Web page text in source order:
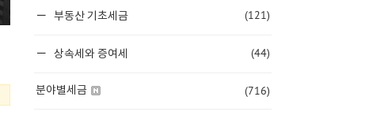
부동산 기초세금 (121)
상속세와 증여세 (44)
분야별세금 (716)